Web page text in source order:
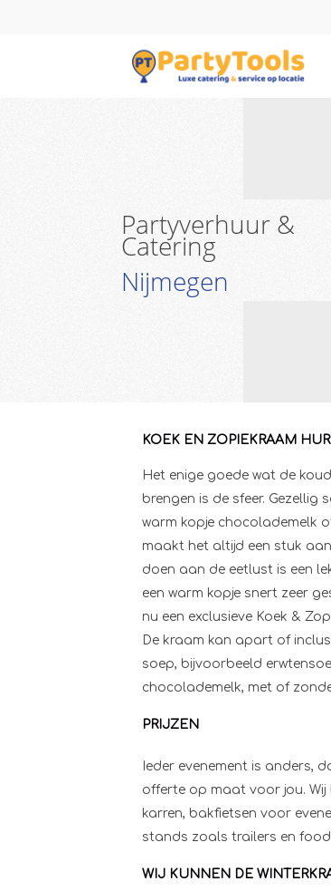
Partyverhuur &
Catering
Nijmegen
KOEK EN ZOPIEKRAAM
Het enige goede wat de
brengen is de sfeer. Gezellig
warm kopje chocolademelk
maakt het altijd een stuk
doen aan de eetlust is een
een warm kopje snert zeer
nu een exclusieve Koek &
De kraam kan apart of
soep, bijvoorbeeld
chocolademelk, met of
PRIJZEN
Ieder evenement is anders,
offerte op maat voor jou.
karren, bakfietsen voor
stands zoals trailers en
WIJ KUNNEN DE